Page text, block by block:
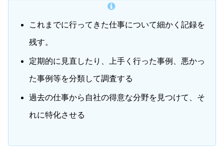
これまでに行ってきた仕事について細かく記録を
残す。
定期的に見直したり、上手く行った事例、悪かっ
た事例等を分類して調査する
過去の仕事から自社の得意な分野を見つけて、そ
れに特化させる